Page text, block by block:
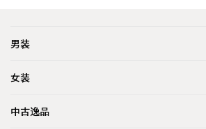
男装
女装
中古逸品